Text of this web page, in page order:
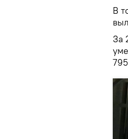
В
За